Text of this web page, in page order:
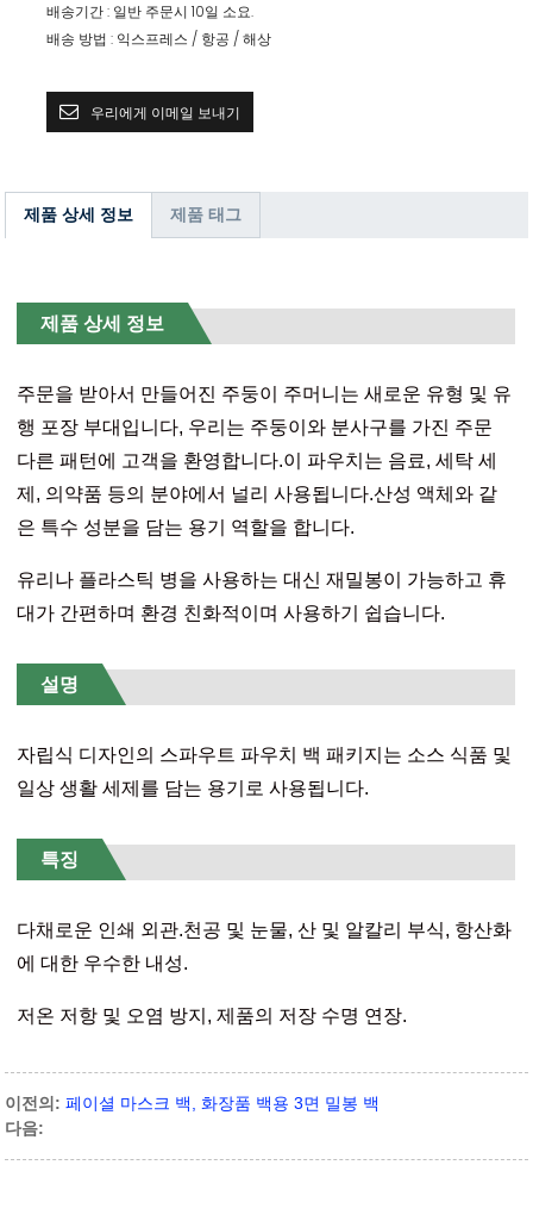
배송기간 : 일반 주문시 10일 소요.
배송 방법 : 익스프레스 / 항공 / 해상
우리에게 이메일 보내기
제품 상세 정보 제품 태그
제품 상세 정보
주문을 받아서 만들어진 주둥이 주머니는 새로운 유형 및 유
행 포장 부대입니다, 우리는 주둥이와 분사구를 가진 주문
다른 패턴에 고객을 환영합니다.이 파우치는 음료, 세탁 세
제, 의약품 등의 분야에서 널리 사용됩니다.산성 액체와 같
은 특수 성분을 담는 용기 역할을 합니다.
유리나 플라스틱 병을 사용하는 대신 재밀봉이 가능하고 휴
대가 간편하며 환경 친화적이며 사용하기 쉽습니다.
설명
자립식 디자인의 스파우트 파우치 백 패키지는 소스 식품 및
일상 생활 세제를 담는 용기로 사용됩니다.
특징
다채로운 인쇄 외관.천공 및 눈물, 산 및 알칼리 부식, 항산화
에 대한 우수한 내성.
저온 저항 및 오염 방지, 제품의 저장 수명 연장.
이전의: 페이셜 마스크 백, 화장품 백용 3면 밀봉 백
다음: